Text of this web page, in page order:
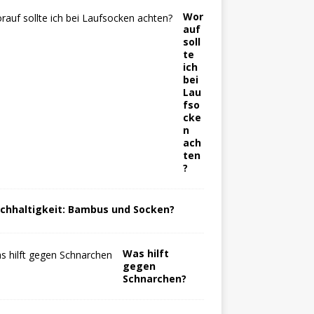
Wor
auf
soll
te
ich
bei
Lau
fso
cke
n
ach
ten
?
Bambus und Socken?
Was hilft
gegen
Schnarchen?